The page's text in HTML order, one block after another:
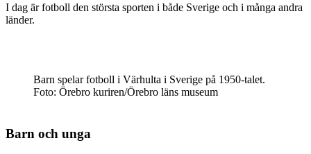
I dag är fotboll den största sporten i både Sverige och i många andra
länder.
Barn spelar fotboll i Värhulta i Sverige på 1950-talet.
Foto: Örebro kuriren/Örebro läns museum
Barn och unga